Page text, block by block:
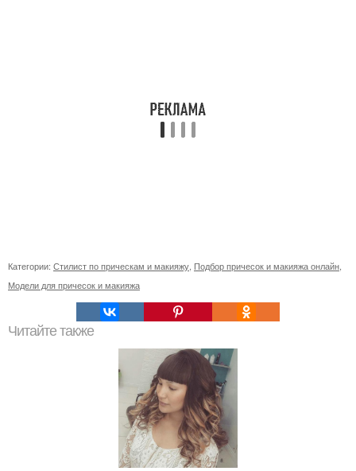
Категории: Стилист по прическам и макияжу Подбор причесок и макияжа онлайн
Модели для причесок и макияжа
Читайте также